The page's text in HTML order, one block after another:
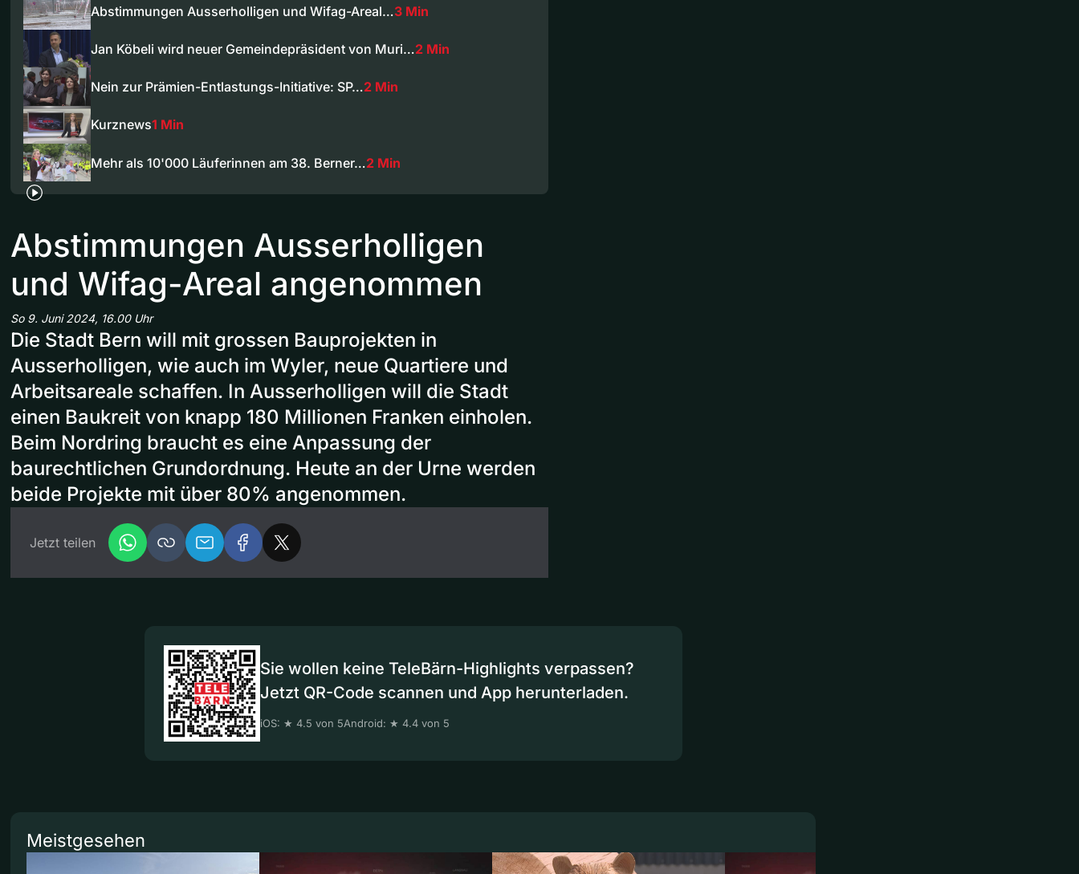
Abstimmungen Ausserholligen und Wifag-Areal…3 Min
Jan Köbeli wird neuer Gemeindepräsident von Muri…2 Min
Nein zur Prämien-Entlastungs-Initiative: SP…2 Min
Kurznews1 Min
Mehr als 10'000 Läuferinnen am 38. Berner…2 Min
Abstimmungen Ausserholligen
und Wifag-Areal angenommen
So 9. Juni 2024, 16.00 Uhr
Die Stadt Bern will mit grossen Bauprojekten in
Ausserholligen, wie auch im Wyler, neue Quartiere und
Arbeitsareale schaffen. In Ausserholligen will die Stadt
einen Baukreit von knapp 180 Millionen Franken einholen.
Beim Nordring braucht es eine Anpassung der
baurechtlichen Grundordnung. Heute an der Urne werden
beide Projekte mit über 80% angenommen.
Jetzt teilen
Sie wollen keine TeleBärn-Highlights verpassen?
Jetzt QR-Code scannen und App herunterladen.
iOS: ★ 4.5 von 5Android: ★ 4.4 von 5
Meistgesehen